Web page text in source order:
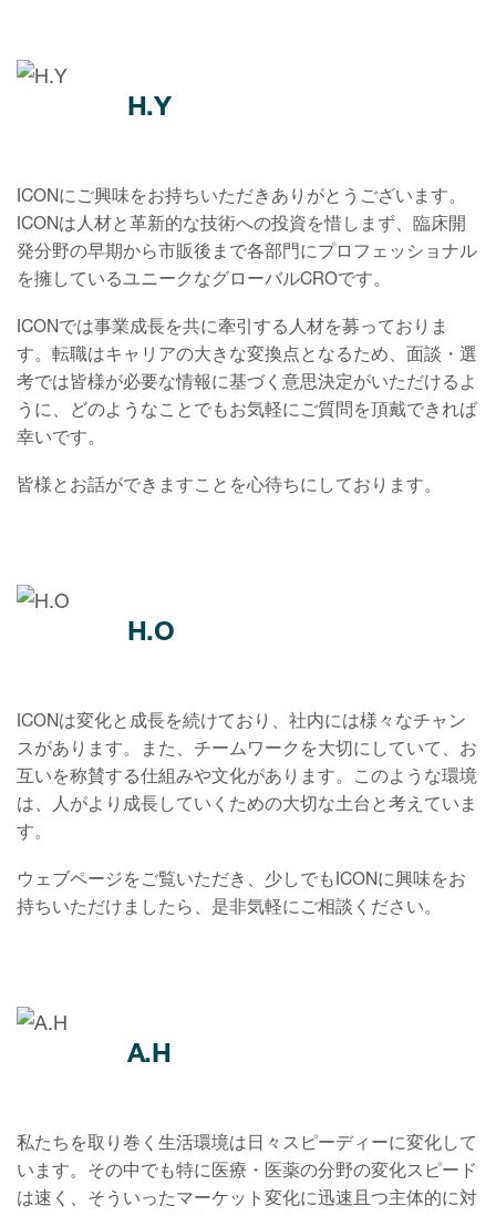
H.Y
ICONにご興味をお持ちいただきありがとうございます。
ICONは人材と革新的な技術への投資を惜しまず、臨床開
発分野の早期から市販後まで各部門にプロフェッショナル
を擁しているユニークなグローバルCROです。
ICONでは事業成長を共に牽引する人材を募っておりま
す。転職はキャリアの大きな変換点となるため、面談・選
考では皆様が必要な情報に基づく意思決定がいただけるよ
うに、どのようなことでもお気軽にご質問を頂戴できれば
幸いです。
皆様とお話ができますことを心待ちにしております。
H.O
ICONは変化と成長を続けており、社内には様々なチャン
スがあります。また、チームワークを大切にしていて、お
互いを称賛する仕組みや文化があります。このような環境
は、人がより成長していくための大切な土台と考えていま
す。
ウェブページをご覧いただき、少しでもICONに興味をお
持ちいただけましたら、是非気軽にご相談ください。
A.H
私たちを取り巻く生活環境は日々スピーディーに変化して
います。その中でも特に医療・医薬の分野の変化スピード
は速く、そういったマーケット変化に迅速且つ主体的に対